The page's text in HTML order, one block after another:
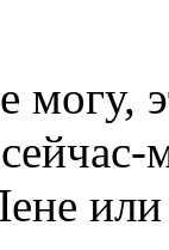
могу,
или